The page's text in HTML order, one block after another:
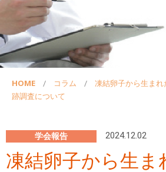
HOME コラム
凍結卵子から生ま
跡調査について
学会報告 2024.12.02
凍結卵子から生ま